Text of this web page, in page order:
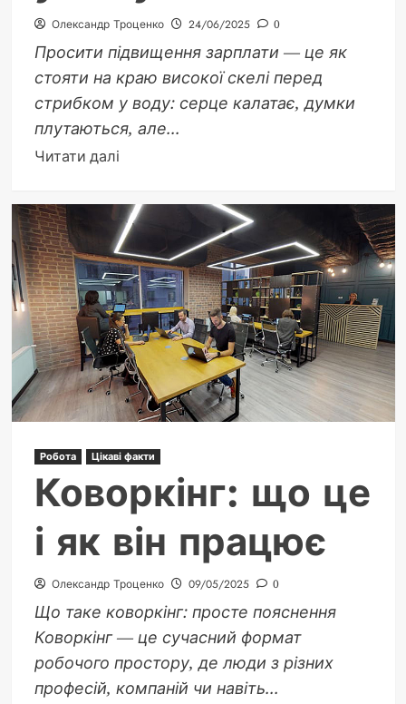
Олександр Троценко 24/06/2025 0
Просити підвищення зарплати — це як
стояти на краю високої скелі перед
стрибком у воду: серце калатає, думки
плутаються, але...
Читати даліДокладніше
Як
просити
підвищення
зарплати:
вичерпний
посібник
для
успіху
Робота Цікаві факти
Коворкінг: що це
і як він працює
Олександр Троценко 09/05/2025 0
Що таке коворкінг: просте пояснення
Коворкінг — це сучасний формат
робочого простору, де люди з різних
професій, компаній чи навіть...